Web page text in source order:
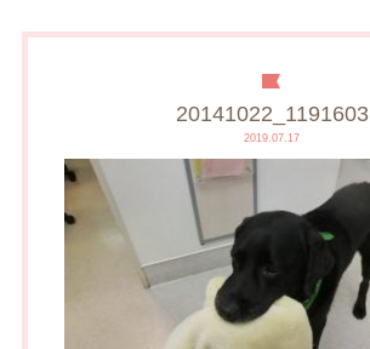
20141022_1191603
2019.07.17